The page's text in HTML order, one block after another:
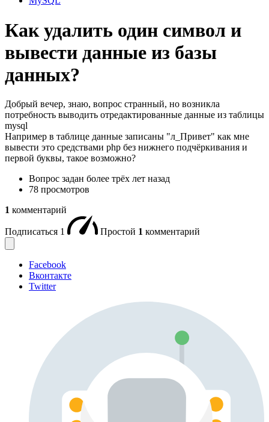
Как удалить один символ и
вывести данные из базы
данных?
Добрый вечер, знаю, вопрос странный, но возникла
потребность выводить отредактированные данные из таблицы
mysql
Например в таблице данные записаны "л_Привет" как мне
вывести это средствами php без нижнего подчёркивания и
первой буквы, такое возможно?
Вопрос задан более трёх лет назад
78 просмотров
1 комментарий
Подписаться 1 Простой 1 комментарий
Facebook
Вконтакте
Twitter